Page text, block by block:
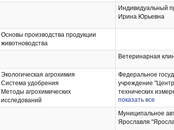
Индивидуальный
Ирина Юрьевна
Основы производства продукции
животноводства
Ветеринарная
Экологическая агрохимия
Система удобрения
Методы агрохимических
исследований
Федеральное
учреждение
технических
Федеральному
области
показать все
Муниципальное
Ярославля